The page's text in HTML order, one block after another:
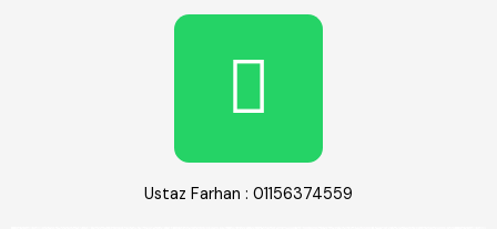
W
h
a
Ustaz Farhan : 01156374559